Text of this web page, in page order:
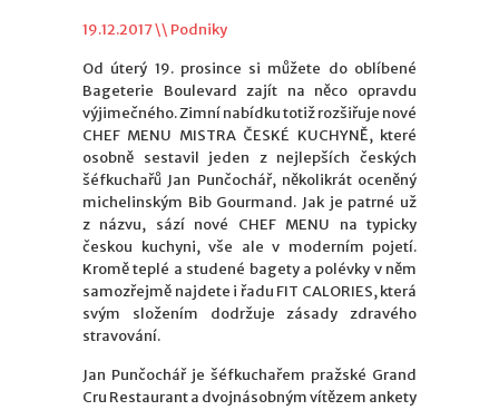
19.12.2017 \\ Podniky
Od úterý 19. prosince si můžete do oblíbené
Bageterie Boulevard zajít na něco opravdu
výjimečného. Zimní nabídku totiž rozšiřuje nové
CHEF MENU MISTRA ČESKÉ KUCHYNĚ, které
osobně sestavil jeden z nejlepších českých
šéfkuchařů Jan Punčochář, několikrát oceněný
michelinským Bib Gourmand. Jak je patrné už
z názvu, sází nové CHEF MENU na typicky
českou kuchyni, vše ale v moderním pojetí.
Kromě teplé a studené bagety a polévky v něm
samozřejmě najdete i řadu FIT CALORIES, která
svým složením dodržuje zásady zdravého
stravování.
Jan Punčochář je šéfkuchařem pražské Grand
Cru Restaurant a dvojnásobným vítězem ankety